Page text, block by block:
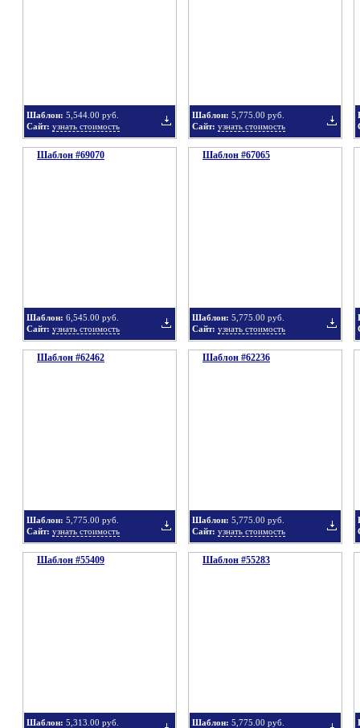
Шаблон: 5,544.00 руб.
Сайт: узнать стоимость
Шаблон: 5,775.00 руб.
Сайт: узнать стоимость
Шаблон #69070
Шаблон: 6,545.00 руб.
Сайт: узнать стоимость
Шаблон #67065
Шаблон: 5,775.00 руб.
Сайт: узнать стоимость
Шаблон #62462
Шаблон: 5,775.00 руб.
Сайт: узнать стоимость
Шаблон #62236
Шаблон: 5,775.00 руб.
Сайт: узнать стоимость
Шаблон #55409
Шаблон: 5,313.00 руб.
Шаблон #55283
Шаблон: 5,775.00 руб.